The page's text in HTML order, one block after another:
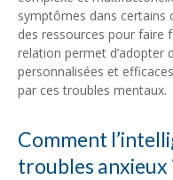
symptômes dans certains
des ressources pour faire
relation permet d’adopter
personnalisées et
par ces troubles mentaux.
Comment
troubles anxieux